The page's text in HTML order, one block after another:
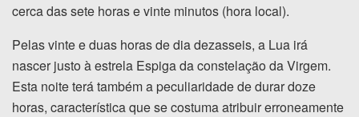
cerca das sete horas e vinte minutos (hora local).
Pelas vinte e duas horas de dia dezasseis, a Lua irá
nascer justo à estrela Espiga da constelação da Virgem.
Esta noite terá também a peculiaridade de durar doze
horas, característica que se costuma atribuir erroneamente